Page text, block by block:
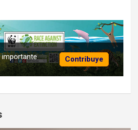
Contribuye
importante